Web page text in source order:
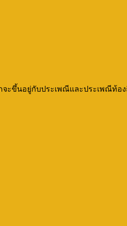
ะขึ้นอยู่กับประเพณีและประเพณีท้